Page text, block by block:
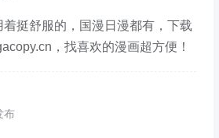
挺舒服的，国漫日漫都有，下载
，找喜欢的漫画超方便！
布